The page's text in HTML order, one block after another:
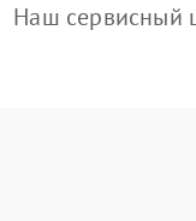
Наш сервисный